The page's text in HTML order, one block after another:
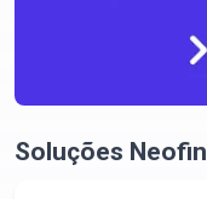
Soluções Neofin